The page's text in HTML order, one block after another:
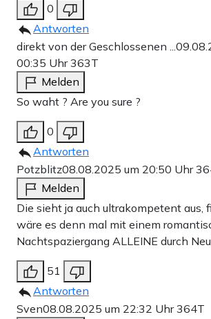
0
Antworten
direkt von der Geschlossenen ...
00:35 Uhr363T
Melden
So waht ? Are you sure ?
0
Antworten
Potzblitz08.08.2025 um 20:50 Uhr
Melden
Die sieht ja auch ultrakompetent aus,
wäre es denn mal mit einem
Nachtspaziergang ALLEINE durch
51
Antworten
Sven08.08.2025 um 22:32 Uhr364T